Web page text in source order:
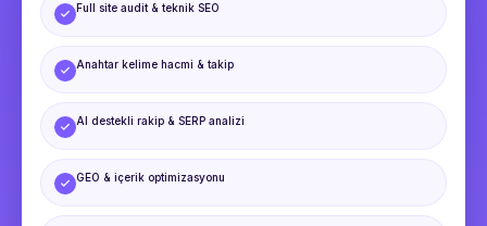
Full site audit & teknik SEO
Anahtar kelime hacmi & takip
AI destekli rakip & SERP analizi
GEO & içerik optimizasyonu